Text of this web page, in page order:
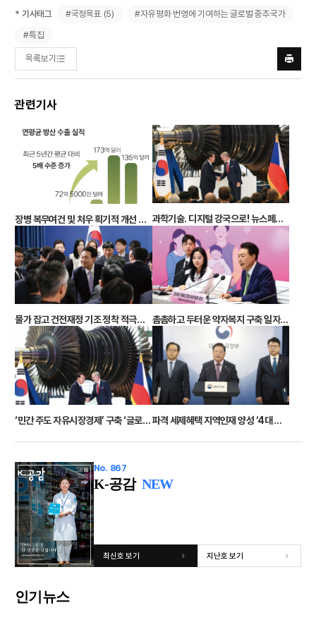
* 기사태그 #국정목표 (5)
#자유평화 번영에 기여하는 글로벌 중추국가
#특집
목록보기
프린트
하기
관련기사
장병 복무여건 및 처우 획기적 개선 내년 하사 기본급 6.6% 인상 과학기술. 디지털 강국으로! 뉴스페이스 시대 개막 차세대 네트워크 핵심기술 확보
물가 잡고 건전재정 기조 정착 적극적 경제외교로 글로벌 운동장 넓혀 촘촘하고 두터운 약자복지 구축 일자리 창출 통한 성장·복지 선순환
‘민간 주도 자유시장경제’ 구축 ‘글로벌 중추국가’ 외교 실현 파격 세제혜택 지역인재 양성 ‘4대 특구’로 지방시대 연다
No. 867
K-공감 NEW
최신호 보기 지난호 보기
인기뉴스